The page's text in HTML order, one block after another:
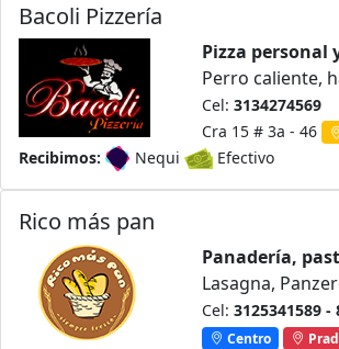
Bacoli Pizzería
Pizza personal
Perro caliente,
Cel: 3134274569
Cra 15 # 3a - 46
Recibimos: Nequi Efectivo
Rico más pan
Panadería,
Lasagna,
Cel: 3125341589 -
Centro